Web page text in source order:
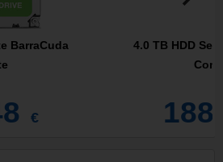
BarraCuda
€
4.0 TB HDD